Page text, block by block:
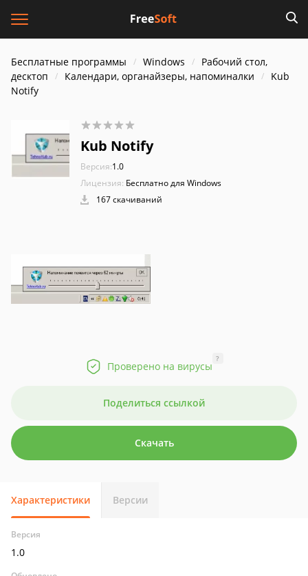
Бесплатные программы Windows
Рабочий стол,
десктоп
Календари, органайзеры, напоминалки
Kub
Notify
Kub Notify
Версия:1.0
Лицензия: Бесплатно для Windows
167 скачиваний
Проверено на вирусы
?
Поделиться ссылкой
Скачать
Характеристики Версии
Версия
1.0